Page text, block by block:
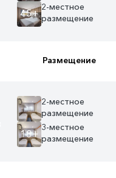
45+
2-местное
размещение
Размещение
2-местное
размещение
18+
3-местное
размещение